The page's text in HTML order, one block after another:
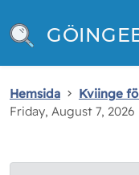
Hemsida
Kviinge
Friday, August 7, 2026